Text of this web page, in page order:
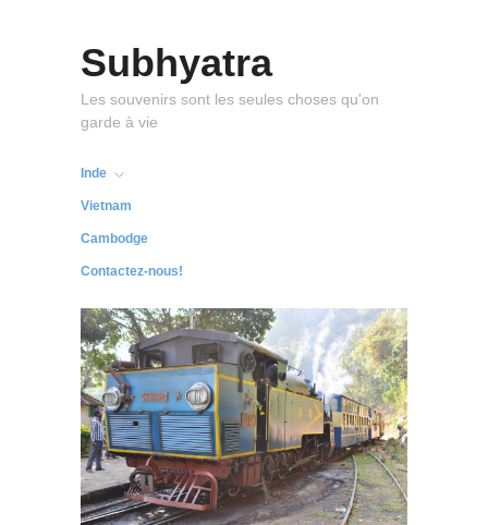
Subhyatra
Les souvenirs sont les seules choses qu'on
garde à vie
Inde
Vietnam
Cambodge
Contactez-nous!